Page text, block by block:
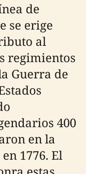
de
se erige
al
regimientos
Guerra de
400
en la
1776. El